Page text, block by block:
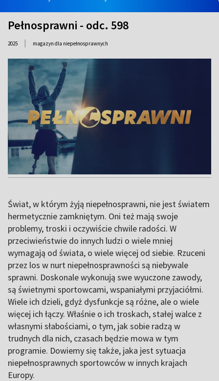
Pełnosprawni - odc. 598
2025 | magazyn dla niepełnosprawnych
Świat, w którym żyją niepełnosprawni, nie jest światem
hermetycznie zamkniętym. Oni też mają swoje
problemy, troski i oczywiście chwile radości. W
przeciwieństwie do innych ludzi o wiele mniej
wymagają od świata, o wiele więcej od siebie. Rzuceni
przez los w nurt niepełnosprawności są niebywale
sprawni. Doskonale wykonują swe wyuczone zawody,
są świetnymi sportowcami, wspaniałymi przyjaciółmi.
Wiele ich dzieli, gdyż dysfunkcje są różne, ale o wiele
więcej ich łączy. Właśnie o ich troskach, stałej walce z
własnymi słabościami, o tym, jak sobie radzą w
trudnych dla nich, czasach będzie mowa w tym
programie. Dowiemy się także, jaka jest sytuacja
niepełnosprawnych sportowców w innych krajach
Europy.